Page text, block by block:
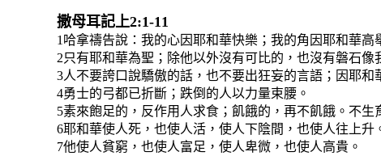
撒母耳記上2:1-11
1哈拿禱告說：我的心因耶和華快樂；我的角因耶和華
2只有耶和華為聖；除他以外沒有可比的，也沒有磐石像
3人不要誇口說驕傲的話，也不要出狂妄的言語；因耶和
4勇士的弓都已折斷；跌倒的人以力量束腰。
5素來飽足的，反作用人求食；飢餓的，再不飢餓。不
6耶和華使人死，也使人活，使人下陰間，也使人往上升
7他使人貧窮，也使人富足，使人卑微，也使人高貴。